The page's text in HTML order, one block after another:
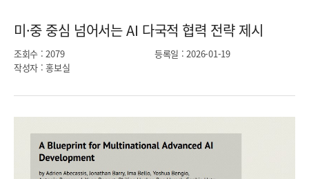
미·중 중심 넘어서는 AI 다국적 협력 전략 제시​
조회수 : 2079 등록일 : 2026-01-19
작성자 : 홍보실